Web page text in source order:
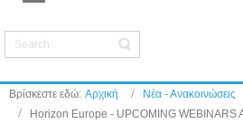
Βρίσκεστε εδώ: Αρχική Νέα - Ανακοινώσεις
Horizon Europe - UPCOMING WEBINARS